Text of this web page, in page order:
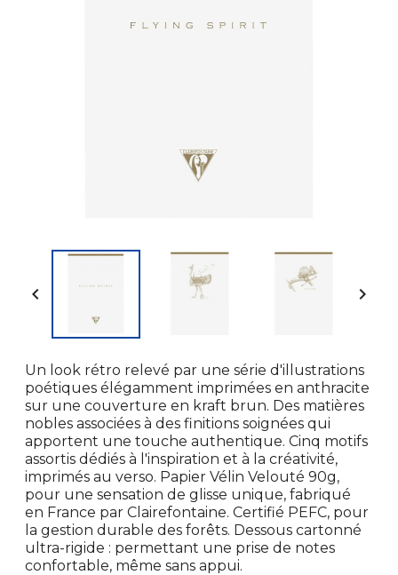
 
Un look rétro relevé par une série d'illustrations
poétiques élégamment imprimées en anthracite
sur une couverture en kraft brun. Des matières
nobles associées à des finitions soignées qui
apportent une touche authentique. Cinq motifs
assortis dédiés à l'inspiration et à la créativité,
imprimés au verso. Papier Vélin Velouté 90g,
pour une sensation de glisse unique, fabriqué
en France par Clairefontaine. Certifié PEFC, pour
la gestion durable des forêts. Dessous cartonné
ultra-rigide : permettant une prise de notes
confortable, même sans appui.